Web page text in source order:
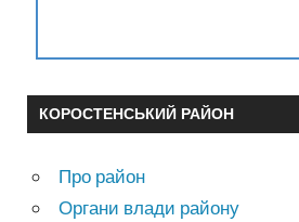
КОРОСТЕНСЬКИЙ РАЙОН
Про район
Органи влади району